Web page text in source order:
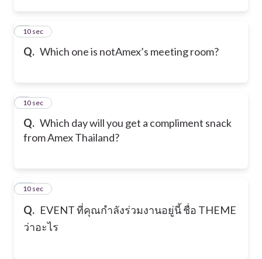
Q. Which one is notAmex’s meeting room?
810 sec
Q. Which day will you get a compliment snack
from Amex Thailand?
910 sec
Q. EVENT ที่คุณกำลังร่วมงานอยู่นี้ ชื่อ THEME
ว่าอะไร
10
10 sec